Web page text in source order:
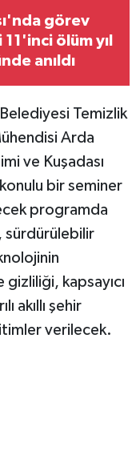
görev
ölüm yıl
anıldı
Temizlik
Arda
ve Kuşadası
konulu bir seminer
programda
sürdürülebilir
kapsayıcı
akıllı şehir
verilecek.